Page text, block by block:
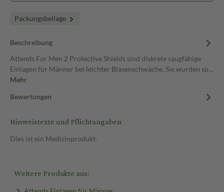
Packungsbeilage
Beschreibung
Attends For Men 2 Protective Shields sind diskrete saugfähige
Einlagen für Männer bei leichter Blasenschwäche. Sie wurden sp…
Mehr
Bewertungen
Hinweistexte und Pflichtangaben
Dies ist ein Medizinprodukt.
Weitere Produkte aus: